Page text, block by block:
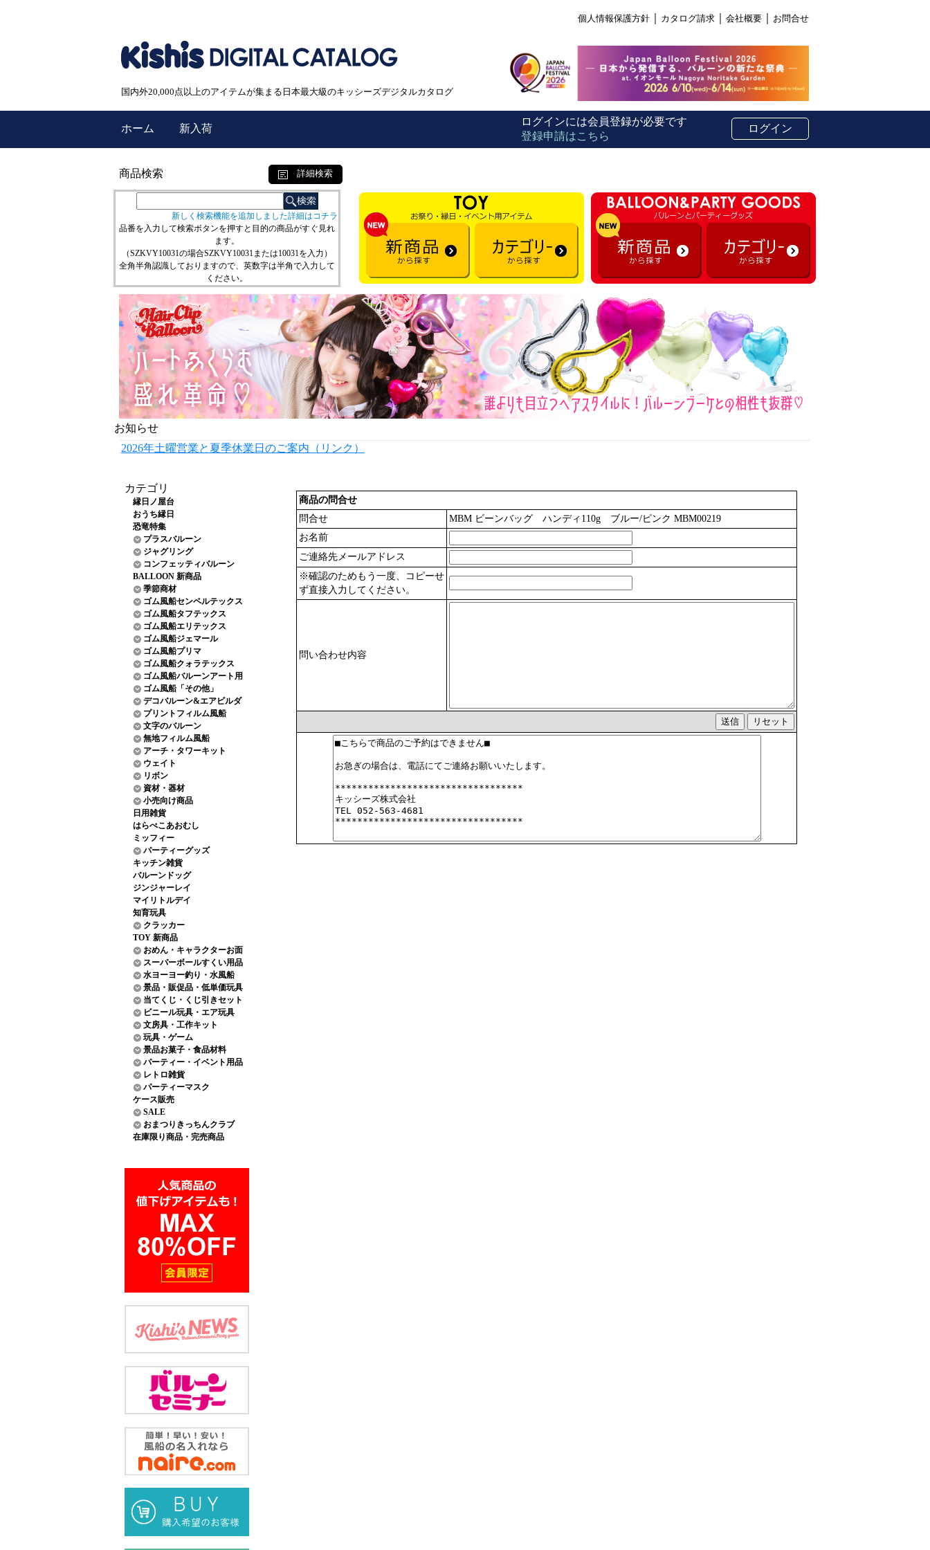
個人情報保護方針 カタログ請求 会社概要 お問合せ
国内外20,000点以上のアイテムが集まる日本最大級のキッシーズデジタルカタログ
ホーム 新入荷
ログインには会員登録が必要です
登録申請はこちら
ログイン
商品検索 詳細検索
新しく検索機能を追加しました詳細はコチラ
品番を入力して検索ボタンを押すと目的の商品がすぐ見れ
ます。
（SZKVY10031の場合SZKVY10031または10031を入力）
全角半角認識しておりますので、英数字は半角で入力して
ください。
お知らせ
2026年土曜営業と夏季休業日のご案内（リンク）
カテゴリ
縁日ノ屋台
おうち縁日
恐竜特集
プラスバルーン
ジャグリング
コンフェッティバルーン
BALLOON 新商品
季節商材
ゴム風船センペルテックス
ゴム風船タフテックス
ゴム風船エリテックス
ゴム風船ジェマール
ゴム風船プリマ
ゴム風船クォラテックス
ゴム風船バルーンアート用
ゴム風船「その他」
デコバルーン&エアビルダ
プリントフィルム風船
文字のバルーン
無地フィルム風船
アーチ・タワーキット
ウェイト
リボン
資材・器材
小売向け商品
日用雑貨
はらぺこあおむし
ミッフィー
パーティーグッズ
キッチン雑貨
バルーンドッグ
ジンジャーレイ
マイリトルデイ
知育玩具
クラッカー
TOY 新商品
おめん・キャラクターお面
スーパーボールすくい用品
水ヨーヨー釣り・水風船
景品・販促品・低単価玩具
当てくじ・くじ引きセット
ビニール玩具・エア玩具
文房具・工作キット
玩具・ゲーム
景品お菓子・食品材料
パーティー・イベント用品
レトロ雑貨
パーティーマスク
ケース販売
SALE
おまつりきっちんクラブ
在庫限り商品・完売商品
商品の問合せ
問合せ
MBM ビーンバッグ ハンディ110g ブルー/ピンク MBM00219
お名前
ご連絡先メールアドレス
※確認のためもう一度、コピーせ
ず直接入力してください。
問い合わせ内容